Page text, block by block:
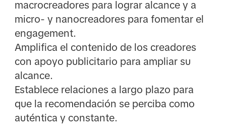
macrocreadores para lograr alcance y a
micro- y nanocreadores para fomentar el
engagement.
Amplifica el contenido de los creadores
con apoyo publicitario para ampliar su
alcance.
Establece relaciones a largo plazo para
que la recomendación se perciba como
auténtica y constante.